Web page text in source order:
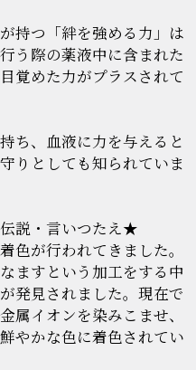
持つ「絆を強める力」は
う際の薬液中に含まれた
覚めた力がプラスされて
ち、血液に力を与えると
りとしても知られていま
説・言いつたえ★
色が行われてきました。
ますという加工をする中
発見されました。現在で
属イオンを染みこませ、
やかな色に着色されてい